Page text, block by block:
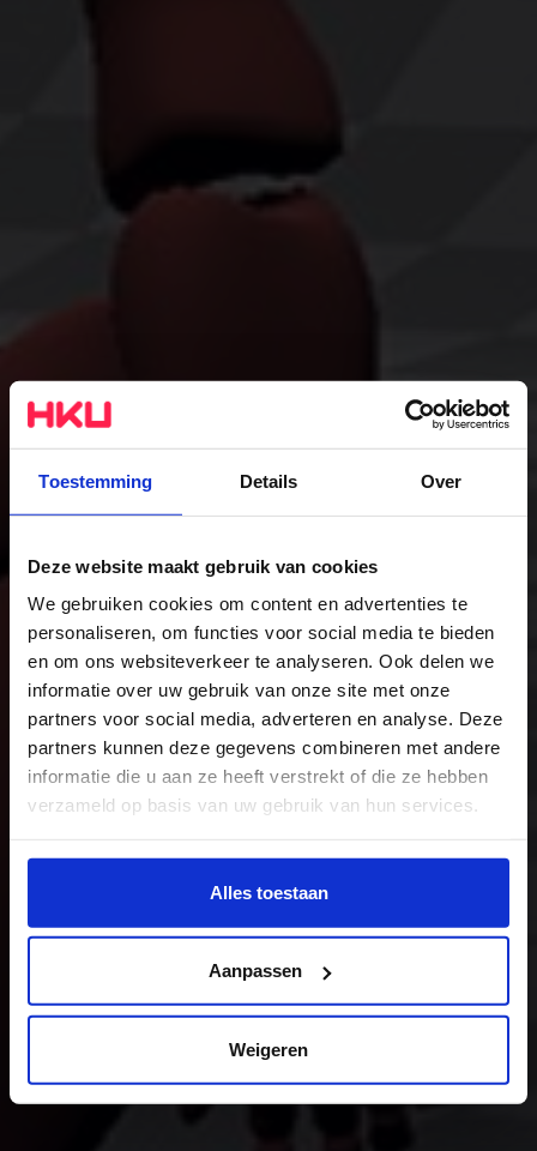
Toestemming Details Over
Deze website maakt gebruik van cookies
We gebruiken cookies om content en advertenties te
personaliseren, om functies voor social media te bieden
en om ons websiteverkeer te analyseren. Ook delen we
informatie over uw gebruik van onze site met onze
partners voor social media, adverteren en analyse. Deze
partners kunnen deze gegevens combineren met andere
informatie die u aan ze heeft verstrekt of die ze hebben
verzameld op basis van uw gebruik van hun services.
Wil je meer weten of de voorkeur aanpassen, bekijk dan
https://www.hku.nl/privacy-statement-en-
Alles toestaan
Aanpassen
Weigeren
Game Development
The study